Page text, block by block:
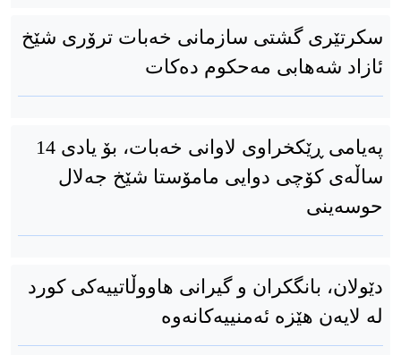
سكرتێری گشتی سازمانی خەبات ترۆری شێخ
ئازاد شەهابی مەحكوم دەكات
پەیامی ڕێکخراوی لاوانی خەبات، بۆ یادی 14
ساڵەی کۆچی دوایی مامۆستا شێخ جەلال
حوسەینی
دێولان، بانگکران و گیرانی هاووڵاتییەکی کورد
لە لایەن هێزە ئەمنییەکانەوە